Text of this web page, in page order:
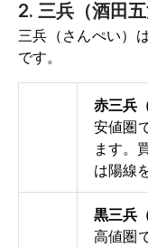
2. 三兵（酒田五
三兵（さんぺい）
です。
赤三兵
安値圏
ます。
は陽線
黒三兵
高値圏